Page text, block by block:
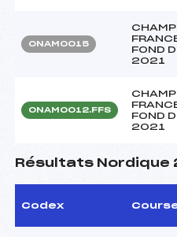
ONAM0015
FOND
2021
ONAM0012.FFS
FOND
2021
Résultats Nordique
Codex